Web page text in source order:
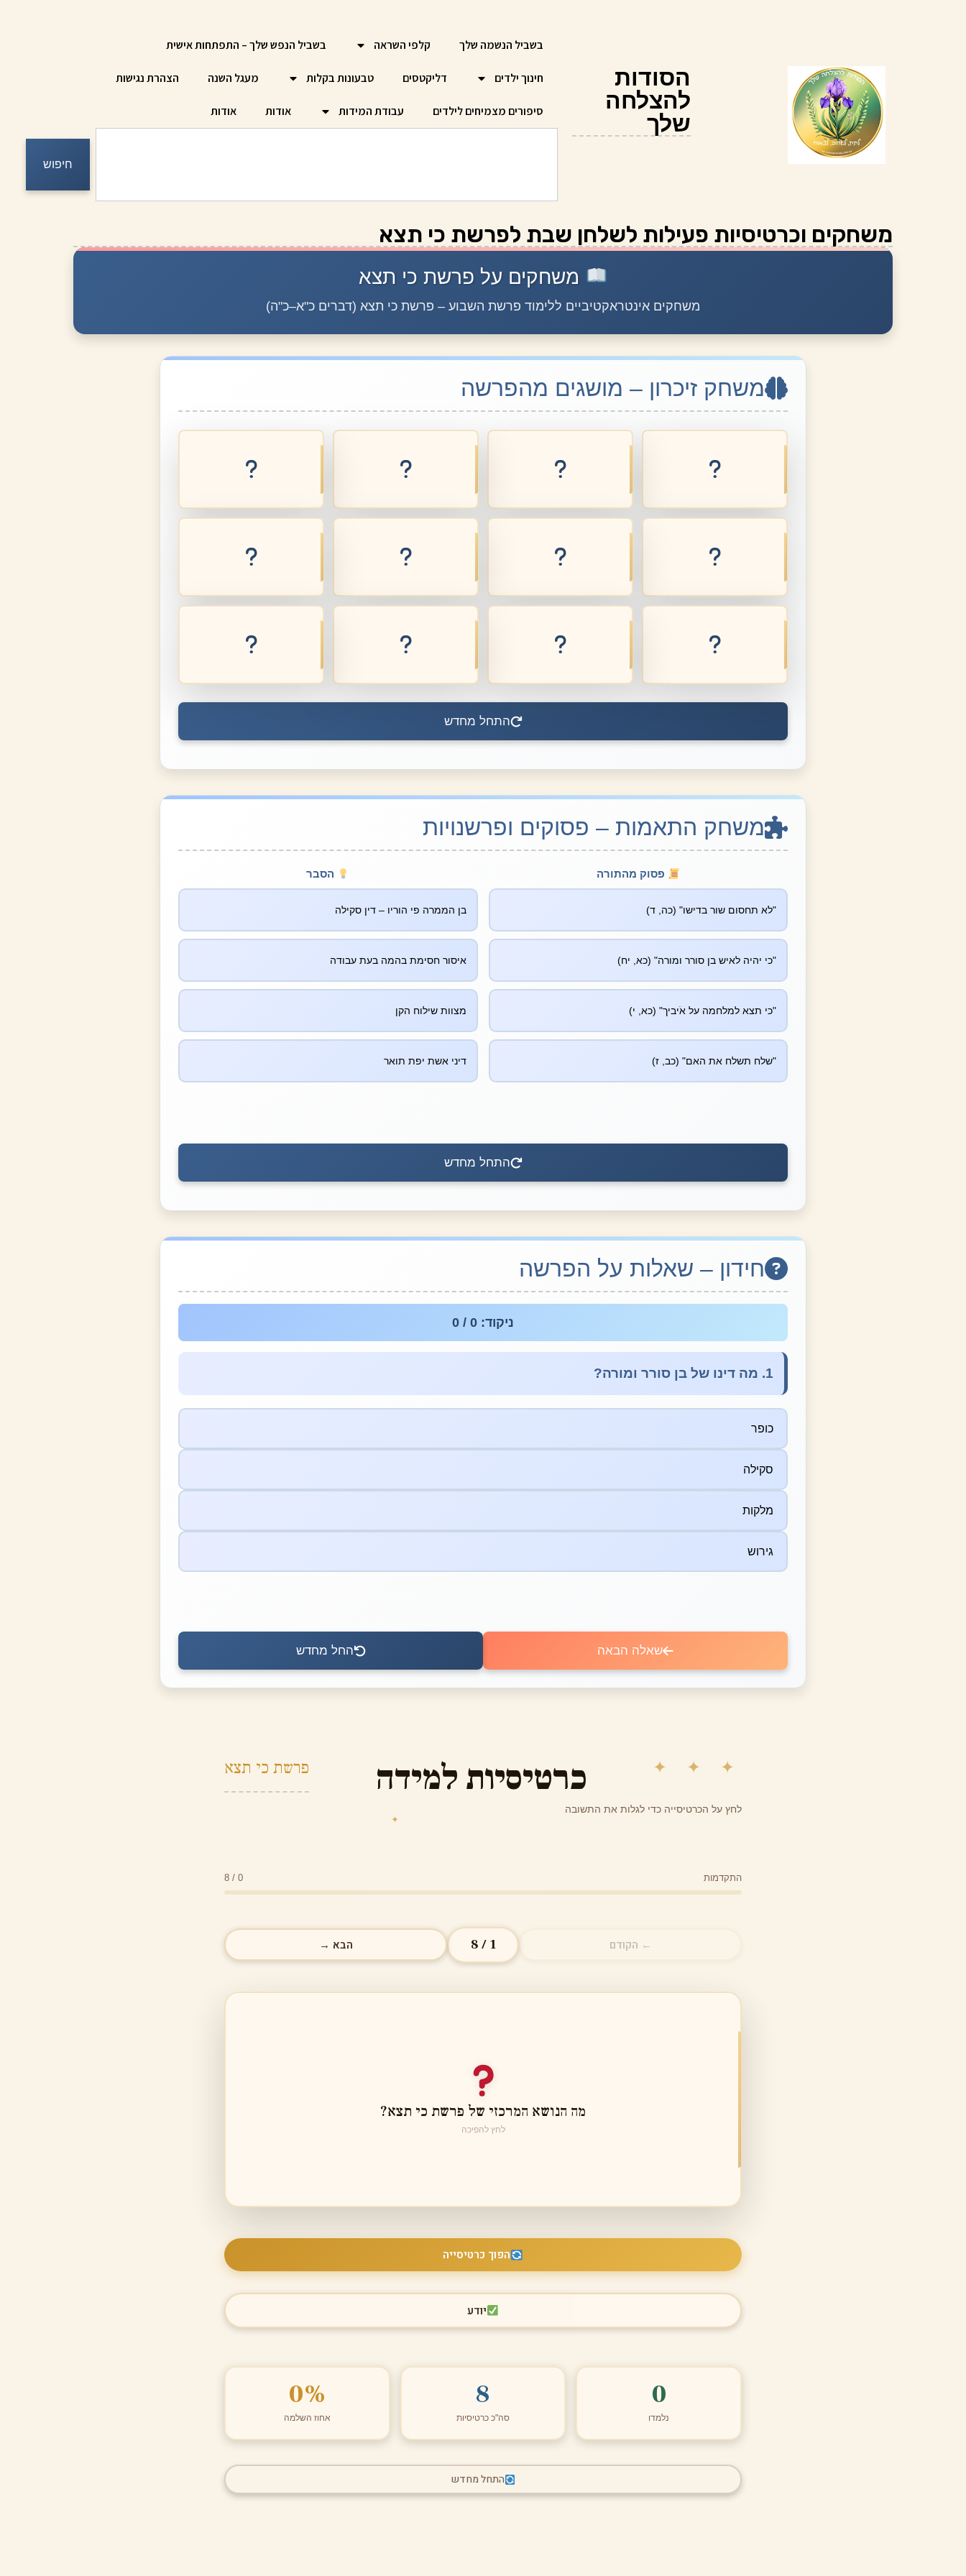
הסודות
להצלחה
שלך
בשביל הנשמה שלך קלפי השראה בשביל הנפש שלך – התפתחות אישית
חינוך ילדים דליקטסים טבעונות בקלות מעגל השנה הצהרת נגישות
סיפורים מצמיחים לילדים עבודת המידות אודות אודות
חיפוש
משחקים וכרטיסיות פעילות לשלחן שבת לפרשת כי תצא
משחקים על פרשת כי תצא
משחקים אינטראקטיביים ללימוד פרשת השבוע – פרשת כי תצא (דברים כ"א–כ"ה)
משחק זיכרון – מושגים מהפרשה
לא תחסום שור אשת יפת תואר לא תחסום שור שילוח הקן
בן סורר ומורה אשת יפת תואר בן סורר ומורה שילוח הקן
יבום וחליצה יבום וחליצה יציאה למלחמה יציאה למלחמה
התחל מחדש
משחק התאמות – פסוקים ופרשנויות
פסוק מהתורה
"לא תחסום שור בדישו" (כה, ד)
"כי יהיה לאיש בן סורר ומורה" (כא, יח)
"כי תצא למלחמה על אֹיביך" (כא, י)
"שלח תשלח את האם" (כב, ז)
הסבר
בן הממרה פי הוריו – דין סקילה
איסור חסימת בהמה בעת עבודה
מצוות שילוח הקן
דיני אשת יפת תואר
התחל מחדש
חידון – שאלות על הפרשה
ניקוד: 0 / 0
1. מה דינו של בן סורר ומורה?
כופר
סקילה
מלקות
גירוש
שאלה הבאה החל מחדש
✦ ✦ ✦ כרטיסיות למידה פרשת כי תצא
לחץ על הכרטיסייה כדי לגלות את התשובה
✦
התקדמות 0 / 8
← הקודם 1 / 8 הבא →
מה הנושא המרכזי של פרשת כי תצא?
לחץ להפיכה
הפרשה עוסקת בחוקים חברתיים ומוסריים רבים, כולל חוקי משפחה, צדק חברתי ויחסים
בין אדם לחברו
הפוך כרטיסייה
יודע
0
נלמדו
8
סה"כ כרטיסיות
0%
אחוז השלמה
התחל מחדש